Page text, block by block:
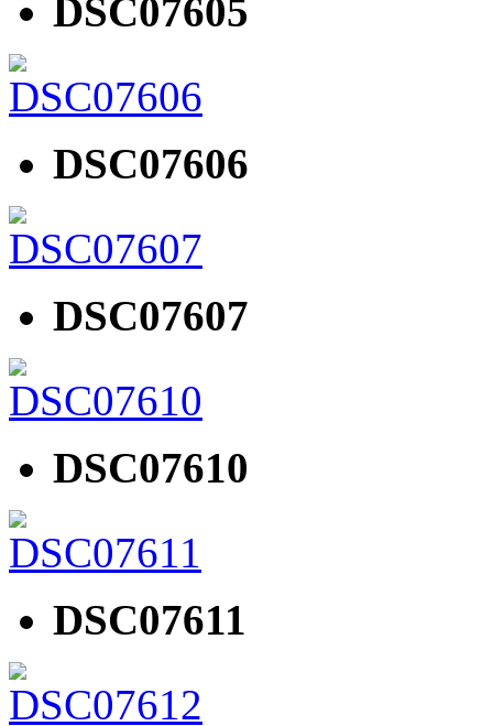
DSC07605
DSC07606
DSC07607
DSC07610
DSC07611